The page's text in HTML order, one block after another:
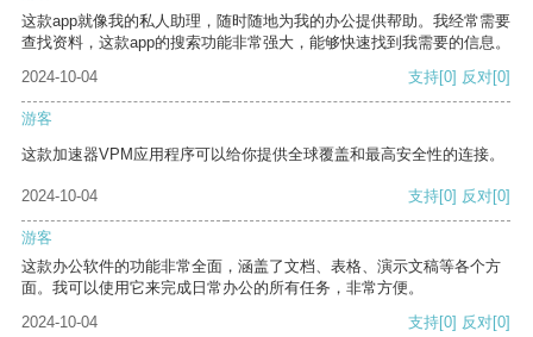
这款app就像我的私人助理，随时随地为我的办公提供帮助。我经常需要
查找资料，这款app的搜索功能非常强大，能够快速找到我需要的信息。
2024-10-04
支持[0] 反对[0]
游客
这款加速器VPM应用程序可以给你提供全球覆盖和最高安全性的连接。
2024-10-04 支持[0] 反对[0]
游客
这款办公软件的功能非常全面，涵盖了文档、表格、演示文稿等各个方
面。我可以使用它来完成日常办公的所有任务，非常方便。
2024-10-04
支持[0] 反对[0]